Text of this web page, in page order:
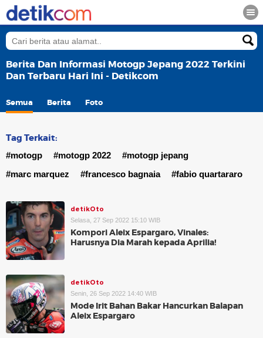
Berita Dan Informasi Motogp Jepang 2022 Terkini
Dan Terbaru Hari Ini - Detikcom
Semua Berita Foto
Tag Terkait:
#motogp #motogp 2022
#motogp jepang
#marc marquez
#francesco bagnaia #fabio quartararo
detikOto
Selasa, 27 Sep 2022 15:10 WIB
Kompori Aleix Espargaro, Vinales:
Harusnya Dia Marah kepada Aprilia!
detikOto
Senin, 26 Sep 2022 14:40 WIB
Mode Irit Bahan Bakar Hancurkan Balapan
Aleix Espargaro